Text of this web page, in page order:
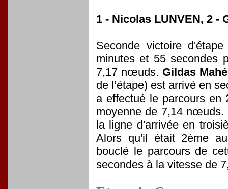
1 - Nicolas LUNVEN, 2 -
Seconde victoire
minutes et 55 secondes
7,17 nœuds. Gildas Mahé
de l’étape) est arrivé en
a effectué le parcours en
moyenne de 7,14 nœuds.
la ligne d'arrivée en
Alors qu'il était 2ème
bouclé le parcours de
secondes à la vitesse de